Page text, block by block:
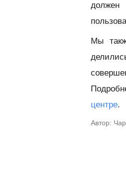
должен
Мы
центре.
Автор: